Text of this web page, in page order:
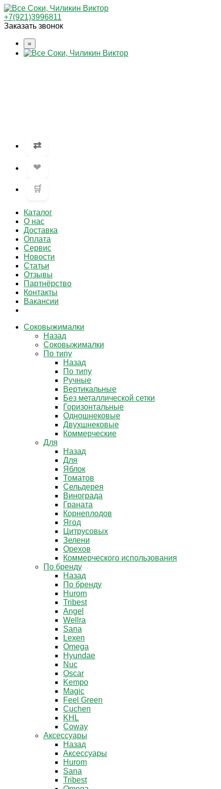
+7(921)3996811
Заказать звонок
=
⇄
❤
🛒
Каталог
О нас
Доставка
Оплата
Сервис
Новости
Статьи
Отзывы
Партнёрство
Контакты
Вакансии
Соковыжималки
Назад
Соковыжималки
По типу
Назад
По типу
Ручные
Вертикальные
Без металлической сетки
Горизонтальные
Одношнековые
Двухшнековые
Коммерческие
Для
Назад
Для
Яблок
Томатов
Cельдерея
Винограда
Граната
Корнеплодов
Ягод
Цитрусовых
Зелени
Орехов
Коммерческого использования
По бренду
Назад
По бренду
Hurom
Tribest
Angel
Wellra
Sana
Lexen
Omega
Hyundae
Nuc
Oscar
Kempo
Magic
Feel Green
Cuchen
KHL
Coway
Аксессуары
Назад
Аксессуары
Hurom
Sana
Tribest